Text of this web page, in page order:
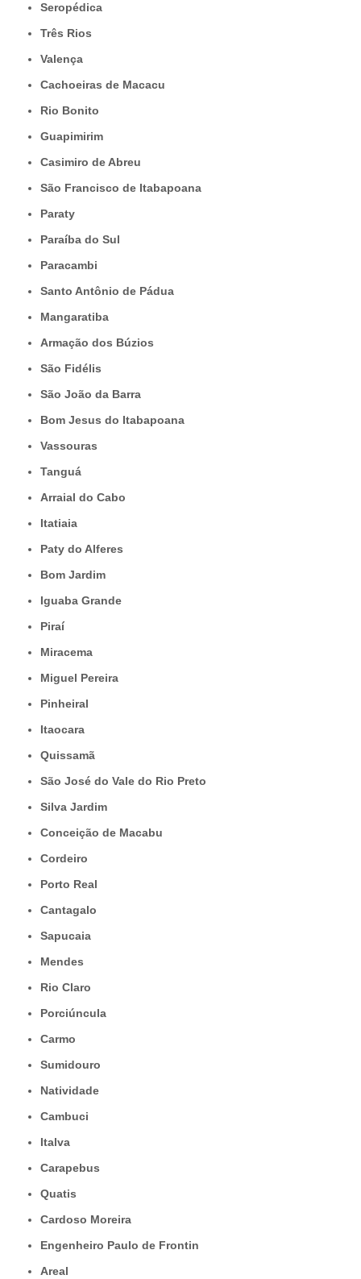
Seropédica
Três Rios
Valença
Cachoeiras de Macacu
Rio Bonito
Guapimirim
Casimiro de Abreu
São Francisco de Itabapoana
Paraty
Paraíba do Sul
Paracambi
Santo Antônio de Pádua
Mangaratiba
Armação dos Búzios
São Fidélis
São João da Barra
Bom Jesus do Itabapoana
Vassouras
Tanguá
Arraial do Cabo
Itatiaia
Paty do Alferes
Bom Jardim
Iguaba Grande
Piraí
Miracema
Miguel Pereira
Pinheiral
Itaocara
Quissamã
São José do Vale do Rio Preto
Silva Jardim
Conceição de Macabu
Cordeiro
Porto Real
Cantagalo
Sapucaia
Mendes
Rio Claro
Porciúncula
Carmo
Sumidouro
Natividade
Cambuci
Italva
Carapebus
Quatis
Cardoso Moreira
Engenheiro Paulo de Frontin
Areal